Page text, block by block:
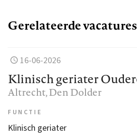
Gerelateerde vacatures
16-06-2026
Klinisch geriater
Altrecht, Den Dolder
FUNCTIE
Klinisch geriater